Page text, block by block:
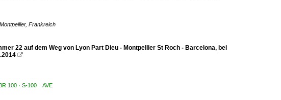
Frankreich
22 auf dem Weg von Lyon Part Dieu - Montpellier St Roch - Barcelona, bei

100 · S-100 AVE